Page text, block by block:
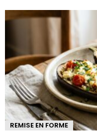
REMISE EN FORME